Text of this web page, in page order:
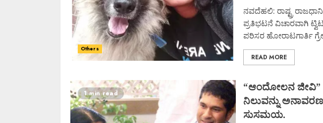
Others
ನವದೆಹಲಿ: ರಾಷ್ಟ್ರ
ಪ್ರತಿಭಟನೆ ವಿಚಾರವಾಗಿ
ಪರಿಸರ ಹೋರಾಟಗಾರ್ತಿ
READ MORE
1 min read
“ಆಂದೋಲನ ಜೀವಿ”
ನಿಲುವನ್ನು
ಸುಸಮಯ.